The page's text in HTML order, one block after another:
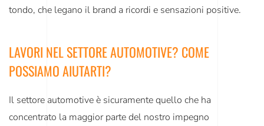
tondo, che legano il brand a ricordi e sensazioni positive.
LAVORI NEL SETTORE AUTOMOTIVE? COME
POSSIAMO AIUTARTI?
Il settore automotive è sicuramente quello che ha
concentrato la maggior parte del nostro impegno